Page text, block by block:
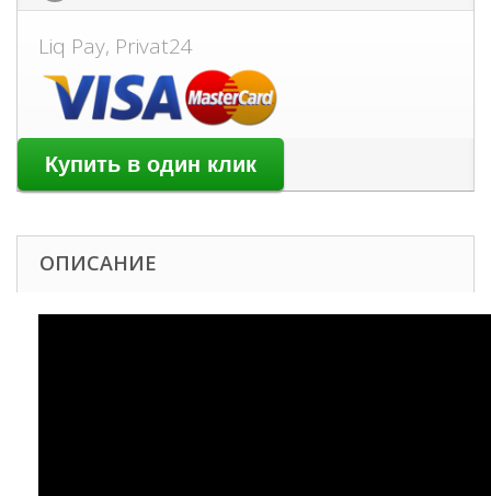
Liq Pay, Privat24
ОПИСАНИЕ